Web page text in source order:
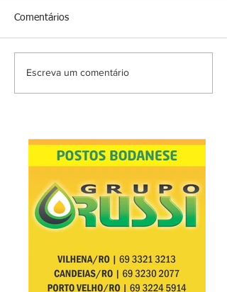
Comentários
Escreva um comentário